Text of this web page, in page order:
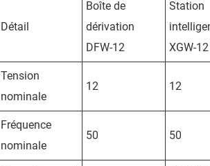
Détail
Boîte de
dérivation
DFW-12
Station
XGW-12
Tension
nominale
12 12
Fréquence
nominale
50 50